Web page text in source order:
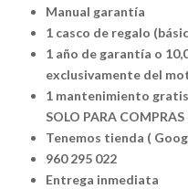
Manual garantía
1 casco de regalo
1 año de garantía o
exclusivamente del
1 mantenimiento gratis
SOLO PARA COMPRAS
Tenemos tienda (
960 295 022
Entrega inmediata